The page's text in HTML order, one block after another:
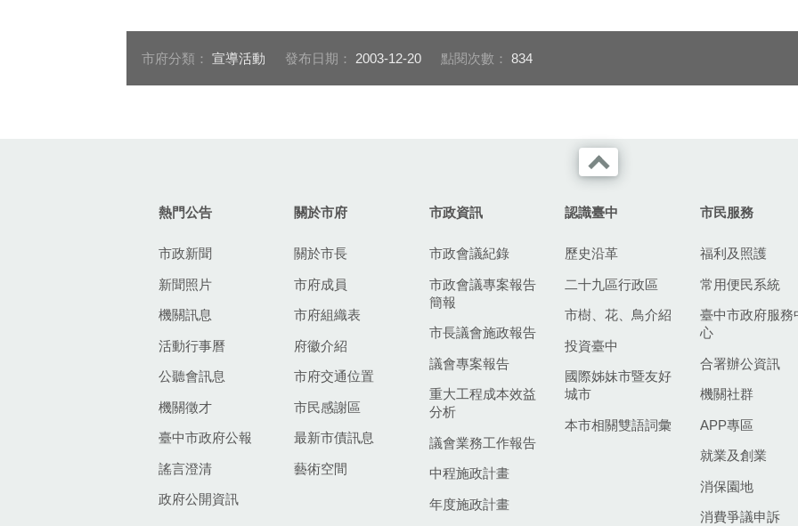
市府分類： 宣導活動 發布日期： 2003-12-20 點閱次數： 834
熱門公告
市政新聞
新聞照片
機關訊息
活動行事曆
公聽會訊息
機關徵才
臺中市政府公報
謠言澄清
政府公開資訊
關於市府
關於市長
市府成員
市府組織表
府徽介紹
市府交通位置
市民感謝區
最新市債訊息
藝術空間
市政資訊
市政會議紀錄
市政會議專案報告
簡報
市長議會施政報告
議會專案報告
重大工程成本效益
分析
議會業務工作報告
中程施政計畫
年度施政計畫
認識臺中
歷史沿革
二十九區行政區
市樹、花、鳥介紹
投資臺中
國際姊妹市暨友好
城市
本市相關雙語詞彙
市民服務
福利及照護
常用便民系統
臺中市政府服務
心
合署辦公資訊
機關社群
APP專區
就業及創業
消保園地
消費爭議申訴